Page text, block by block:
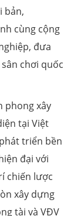
bản,
cùng cộng
đưa
chơi quốc
phong xây
tại Việt
triển bền
đại với
chiến lược
xây dựng
tài và VĐV